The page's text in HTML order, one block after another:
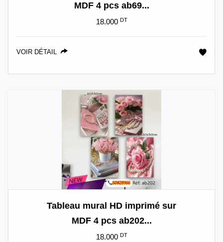
MDF 4 pcs ab69...
18.000 DT
VOIR DÉTAIL
Tableau mural HD imprimé sur
MDF 4 pcs ab202...
18.000 DT